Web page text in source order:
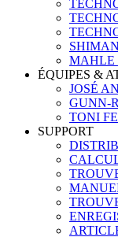
MAHLE
ÉQUIPES &
JOSÉ
GUNN-
TONI
SUPPORT